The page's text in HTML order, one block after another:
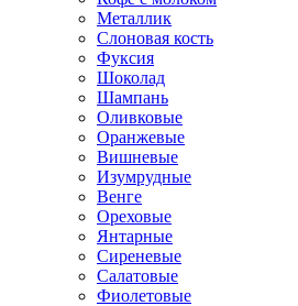
Металлик
Слоновая кость
Фуксия
Шоколад
Шампань
Оливковые
Оранжевые
Вишневые
Изумрудные
Венге
Ореховые
Янтарные
Сиреневые
Салатовые
Фиолетовые